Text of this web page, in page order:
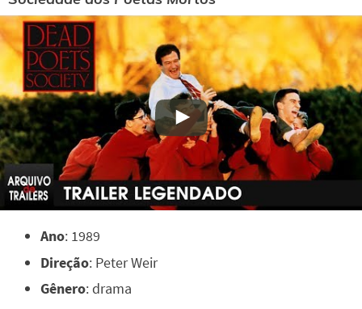
Ano: 1989
Direção: Peter Weir
Gênero: drama